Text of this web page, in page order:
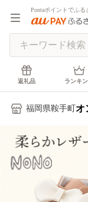
Pontaポイントでふる
返礼品 ランキ
福岡県鞍手町 オ